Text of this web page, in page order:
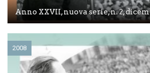
Anno XXVII, nuova serie, n. 2,
2008